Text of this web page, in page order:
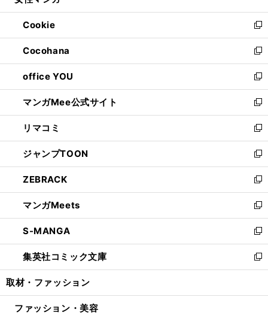
開
く
ウ
で
開
く
ン
ド
ウ
で
開
く
ウ
ィ
ン
ド
ウ
で
開
く
Cookie
新
し
い
ウ
ィ
ン
ド
ウ
で
開
く
Cocohana
新
し
い
ウ
ィ
ン
ド
ウ
で
開
く
office YOU
新
し
い
ウ
ィ
ン
ド
ウ
で
開
く
マンガMee公式サイト
新
し
い
ウ
ィ
ン
ド
ウ
で
開
く
リマコミ
新
し
い
ウ
ィ
ン
ド
ウ
で
開
く
ジャンプTOON
新
し
い
ウ
ィ
ン
ド
ウ
で
開
ZEBRACK
新
し
い
ウ
ィ
ン
ド
ウ
開
マンガMeets
新
し
い
ウ
ィ
ン
ウ
S-MANGA
新
し
い
ウ
ン
集英社コミック文庫
新
し
ウ
取材・ファッション
ファッション・美容